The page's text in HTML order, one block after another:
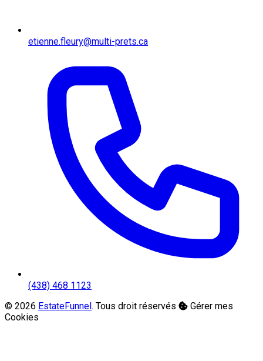
etienne.fleury@multi-prets.ca
(438) 468 1123
© 2026 EstateFunnel. Tous droit réservés
Gérer mes
Cookies